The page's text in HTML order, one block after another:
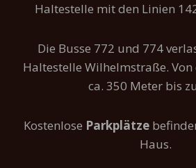
Haltestelle mit den Linien
Die Busse 772 und 774
Haltestelle Wilhelmstraße.
ca. 350 Meter bis
Kostenlose Parkplätze
Haus.